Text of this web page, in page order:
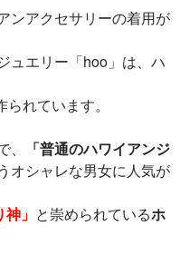
ンアクセサリーの着用が
ュエリー「hoo」は、ハ
れています。
、
「普通のハワイアンジ
オシャレな男女に人気が
」 と崇められているホ